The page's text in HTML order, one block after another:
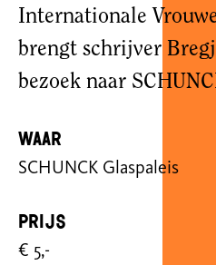
Internationale
brengt schrijver
bezoek naar
Waar
SCHUNCK Glaspaleis
Prijs
€ 5,-